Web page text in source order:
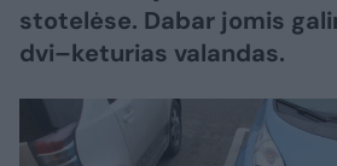
stotelėse. Dabar jomis
dvi–keturias valandas.